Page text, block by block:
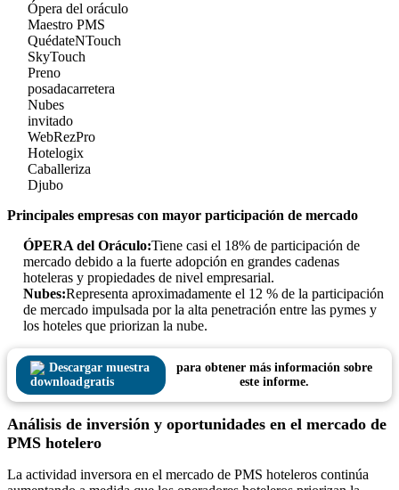
Ópera del oráculo
Maestro PMS
QuédateNTouch
SkyTouch
Preno
posadacarretera
Nubes
invitado
WebRezPro
Hotelogix
Caballeriza
Djubo
Principales empresas con mayor participación de mercado
ÓPERA del Oráculo:Tiene casi el 18% de participación de
mercado debido a la fuerte adopción en grandes cadenas
hoteleras y propiedades de nivel empresarial.
Nubes:Representa aproximadamente el 12 % de la participación
de mercado impulsada por la alta penetración entre las pymes y
los hoteles que priorizan la nube.
Descargar muestra
gratis
para obtener más información sobre
este informe.
Análisis de inversión y oportunidades en el mercado de
PMS hotelero
La actividad inversora en el mercado de PMS hoteleros continúa